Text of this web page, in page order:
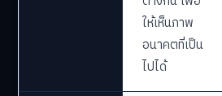
ให้เห็นภาพ
อนาคตที่เป็น
ไปได้